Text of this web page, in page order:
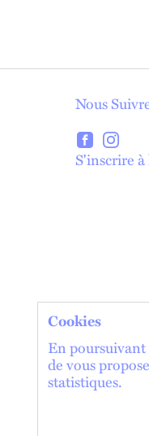
Nous
lien
S'inscrire
Cookies
En poursuivant
de vous
statistiques.